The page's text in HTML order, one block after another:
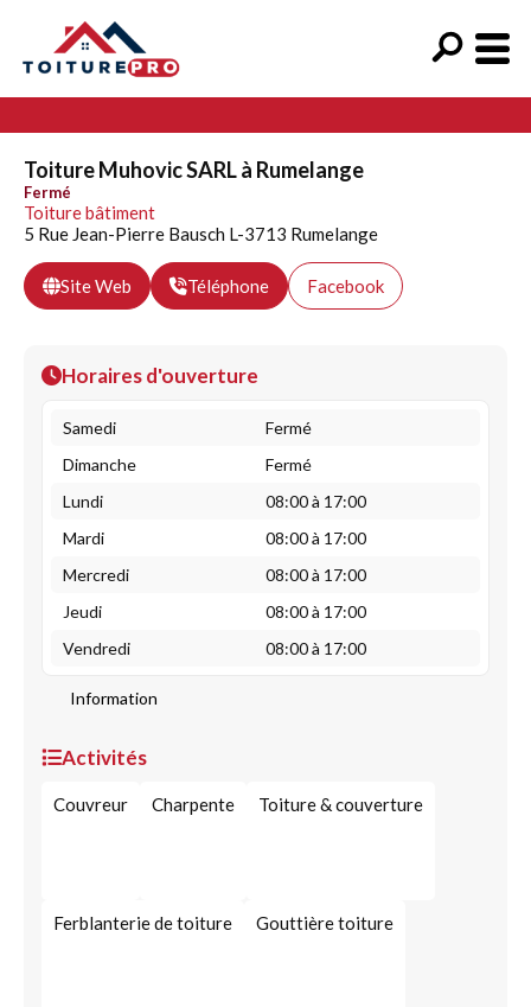
Toiture Muhovic SARL à Rumelange
Fermé
Toiture bâtiment
5 Rue Jean-Pierre Bausch L-3713 Rumelange
Site Web Téléphone Facebook
Horaires d'ouverture
Samedi
Fermé
Dimanche
Fermé
Lundi
08:00 à 17:00
Mardi
08:00 à 17:00
Mercredi
08:00 à 17:00
Jeudi
08:00 à 17:00
Vendredi
08:00 à 17:00
Information
Activités
Couvreur Charpente Toiture & couverture
Ferblanterie de toiture Gouttière toiture